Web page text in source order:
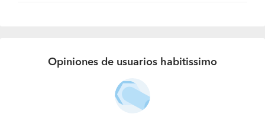
Opiniones de usuarios habitissimo